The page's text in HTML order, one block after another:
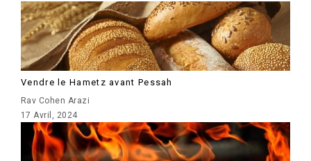
Vendre le Hametz avant Pessah
Rav Cohen Arazi
17 Avril, 2024